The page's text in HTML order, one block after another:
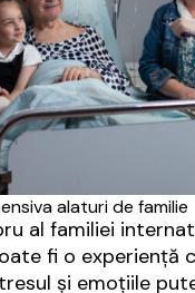
alaturi de familie
al familiei
fi o experiență
și emoțiile